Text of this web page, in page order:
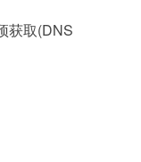
获取(DNS